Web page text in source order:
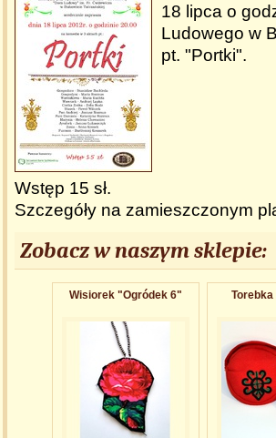
18 lipca o
Ludowego w
pt. "Portki".
Wstęp 15 sł.
Szczegóły na zamieszczonym
Zobacz w naszym sklepie:
Wisiorek "Ogródek 6" Torebka